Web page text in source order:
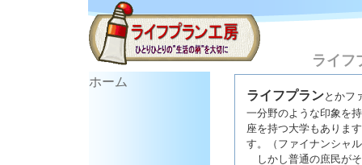
ライフ
ホーム
ライフプランとかフ
一分野のような印象を
座を持つ大学もありま
す。（ファイナンシャ
しかし普通の庶民が